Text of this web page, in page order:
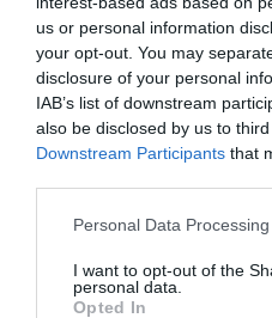
us or personal information
your opt-out. You may
disclosure of your personal
IAB’s list of downstream
also be disclosed by us to
Downstream Participants that
Personal Data
I want to opt-out of the
personal data.
Opted In
Η Ιαπωνία είναι
από τη